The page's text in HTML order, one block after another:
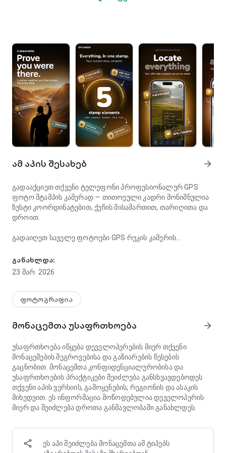
ამ აპის შესახებ arrow_forward
გადააქციეთ თქვენი ტელეფონი პროფესიონალურ GPS
ფოტო შტამპის კამერად — თითოეული კადრი მონიშნულია
ზუსტი კოორდინატებით, ქუჩის მისამართით, თარიღითა და
დროით.
გადაიღეთ საველე ფოტოები GPS რუკის კამერის
პირდაპირ ხედვის მაძიებელში აფიქსირებს გადაღებამდე.
შექმნილია ინსპექტორებისთვის, შემფასებლებისთვის,
დადასტურებული მდებარეობის ფოტო მტკიცებულება.
ყველა სურათს აქვს მორგებული გადაფარვა: GPS
თარიღი და დრო პირდაპირ ფოტოზეა ჩაწერილი.
დააკონფიგურირეთ შტამპის განლაგება, რათა ზუსტად
აჩვენოთ ის, რაც გჭირდებათ. შედეგი: გეოგრაფიული
ფოტოჩანაწერი, რომელიც ადასტურებს, თუ სად და როდის
არის გადაღებული თითოეული კადრი.
🗺 GPS რუკის კამერა — პირდაპირი ხედი
მიმდინარე მდებარეობით, რომელიც მიმაგრებულია ხედვის
მაძიებელში. ეს გეო ნიშანდების კამერის ფუნქცია მუშაობს
რეალურ დროში — იხილეთ თქვენი ზუსტი პოზიცია ყოველი
განახლდა:
23 მარ. 2026
ფოტოგრაფია
მონაცემთა უსაფრთხოება arrow_forward
უსაფრთხოება იწყება დეველოპერების მიერ თქვენი
მონაცემების შეგროვებისა და გაზიარების წესების
გაცნობით. მონაცემთა კონფიდენციალურობისა და
უსაფრთხოების პრაქტიკები შეიძლება განსხვავდებოდეს
თქვენი აპის ვერსიის, გამოყენების, რეგიონის და ასაკის
მიხედვით. ეს ინფორმაცია მოწოდებულია დეველოპერის
მიერ და შეიძლება დროთა განმავლობაში განახლდეს.
ეს აპი შეიძლება მონაცემთა ამ ტიპებს